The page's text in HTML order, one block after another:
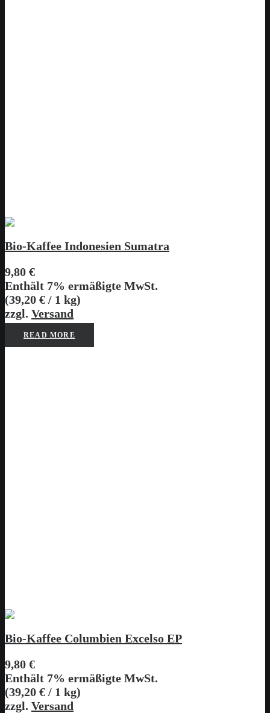
Bio-Kaffee Indonesien Sumatra
9,80 €
Enthält 7% ermäßigte MwSt.
(39,20 € / 1 kg)
zzgl. Versand
READ MORE
Bio-Kaffee Columbien Excelso EP
9,80 €
Enthält 7% ermäßigte MwSt.
(39,20 € / 1 kg)
zzgl. Versand